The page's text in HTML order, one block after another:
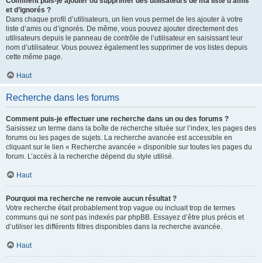
et d’ignorés ?
Dans chaque profil d’utilisateurs, un lien vous permet de les ajouter à votre
liste d’amis ou d’ignorés. De même, vous pouvez ajouter directement des
utilisateurs depuis le panneau de contrôle de l’utilisateur en saisissant leur
nom d’utilisateur. Vous pouvez également les supprimer de vos listes depuis
cette même page.
Haut
Recherche dans les forums
Comment puis-je effectuer une recherche dans un ou des forums ?
Saisissez un terme dans la boîte de recherche située sur l’index, les pages des
forums ou les pages de sujets. La recherche avancée est accessible en
cliquant sur le lien « Recherche avancée » disponible sur toutes les pages du
forum. L’accès à la recherche dépend du style utilisé.
Haut
Pourquoi ma recherche ne renvoie aucun résultat ?
Votre recherche était probablement trop vague ou incluait trop de termes
communs qui ne sont pas indexés par phpBB. Essayez d’être plus précis et
d’utiliser les différents filtres disponibles dans la recherche avancée.
Haut